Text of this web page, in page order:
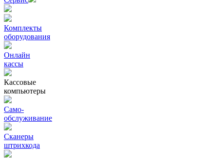
Комплекты
оборудования
Онлайн
кассы
Кассовые
компьютеры
Само-
обслуживание
Сканеры
штрихкода